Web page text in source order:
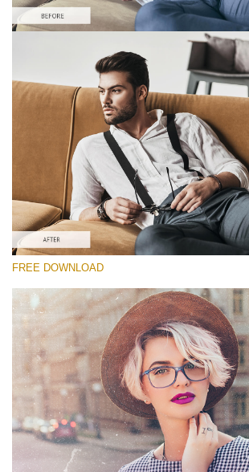
Proszę wybrać
Free Film PS Action #6
Bohemian Film
Cinematic Complete
Entire Collection
Darmowe Pobieranie
FREE DOWNLOAD